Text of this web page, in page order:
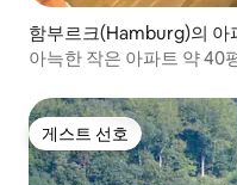
함부르크(Hamburg)의 아
아늑한 작은 아파트 약 40
게스트 선호
게스트 선호